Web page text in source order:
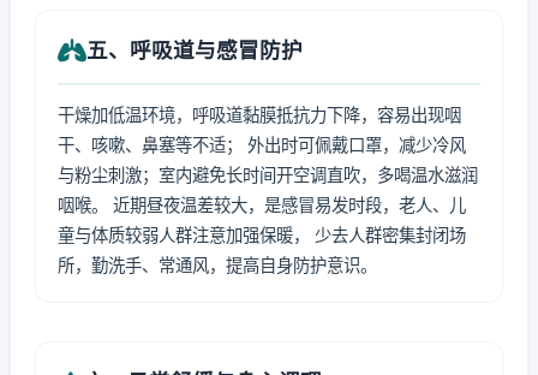
五、呼吸道与感冒防护
干燥加低温环境，呼吸道黏膜抵抗力下降，容易出现咽
干、咳嗽、鼻塞等不适； 外出时可佩戴口罩，减少冷风
与粉尘刺激；室内避免长时间开空调直吹，多喝温水滋润
咽喉。 近期昼夜温差较大，是感冒易发时段，老人、儿
童与体质较弱人群注意加强保暖， 少去人群密集封闭场
所，勤洗手、常通风，提高自身防护意识。